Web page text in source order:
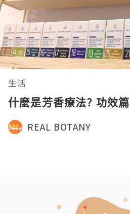
生活
什麼是芳香療法? 功效篇
REAL BOTANY